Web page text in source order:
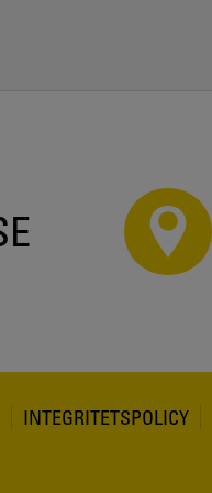
INTEGRITETSPOLICY